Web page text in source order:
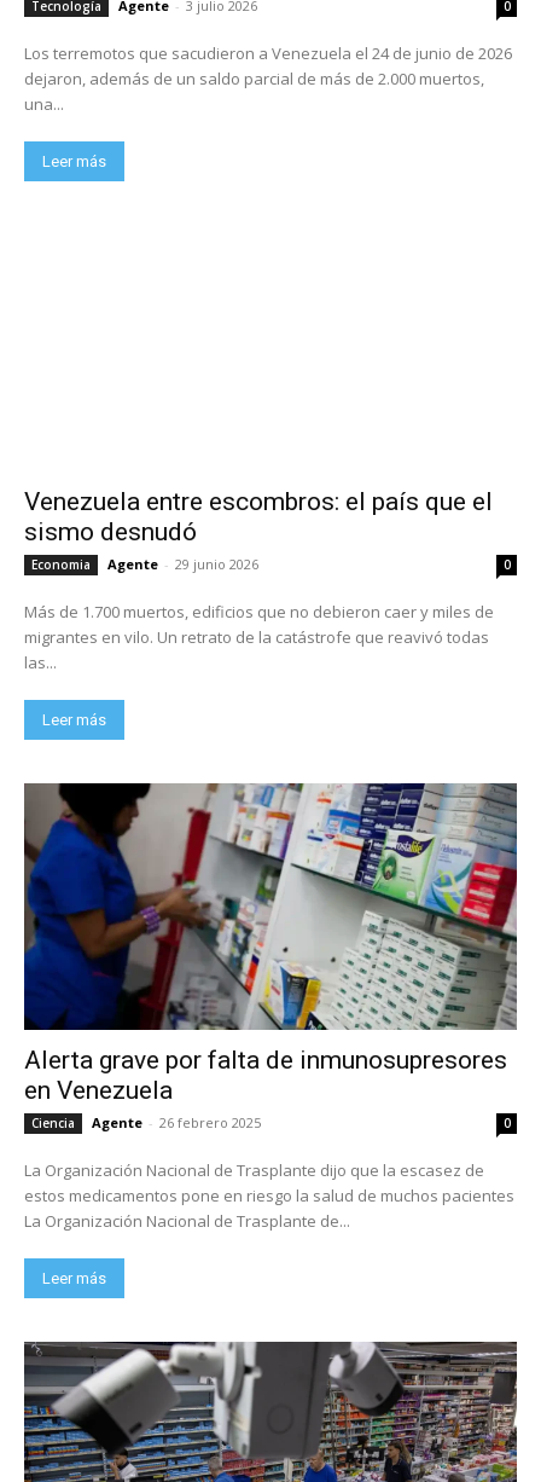
Tecnología Agente - 3 julio 2026 0
Los terremotos que sacudieron a Venezuela el 24 de junio de 2026
dejaron, además de un saldo parcial de más de 2.000 muertos,
una...
Leer más
Venezuela entre escombros: el país que el
sismo desnudó
Economia Agente - 29 junio 2026 0
Más de 1.700 muertos, edificios que no debieron caer y miles de
migrantes en vilo. Un retrato de la catástrofe que reavivó todas
las...
Leer más
Alerta grave por falta de inmunosupresores
en Venezuela
Ciencia Agente - 26 febrero 2025 0
La Organización Nacional de Trasplante dijo que la escasez de
estos medicamentos pone en riesgo la salud de muchos pacientes
La Organización Nacional de Trasplante de...
Leer más